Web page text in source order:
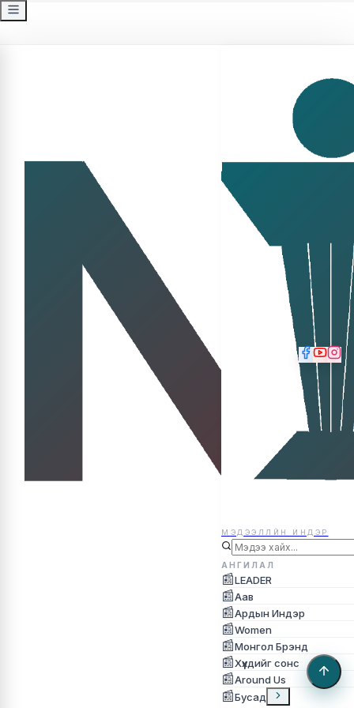
МЭДЭЭЛЛЙН ИНДЭР
АНГИЛАЛ
📰LEADER
📰Аав
📰Ардын Индэр
📰Women
📰Монгол Брэнд
📰Хүүхдийг сонс
📰Around Us
📰Бусад